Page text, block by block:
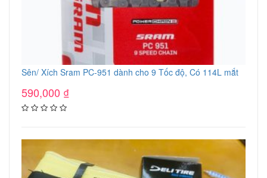
Sên/ Xích Sram PC-951 dành cho 9 Tốc độ, Có 114L mắt
590,000 ₫